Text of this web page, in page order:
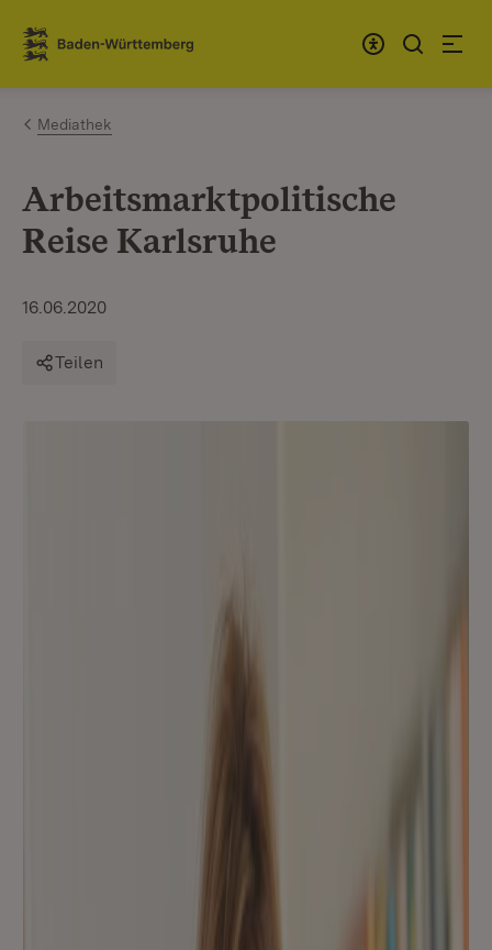
Zum Inhalt springen
Link zur Startseite
Mediathek
Arbeitsmarktpolitische
Reise Karlsruhe
16.06.2020
Teilen